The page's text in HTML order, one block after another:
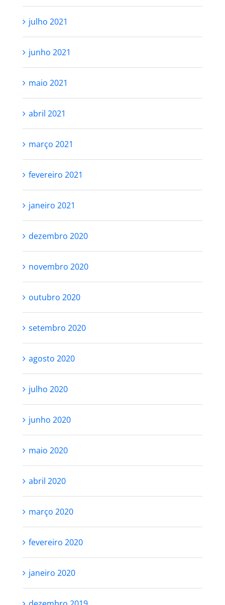
julho 2021
junho 2021
maio 2021
abril 2021
março 2021
fevereiro 2021
janeiro 2021
dezembro 2020
novembro 2020
outubro 2020
setembro 2020
agosto 2020
julho 2020
junho 2020
maio 2020
abril 2020
março 2020
fevereiro 2020
janeiro 2020